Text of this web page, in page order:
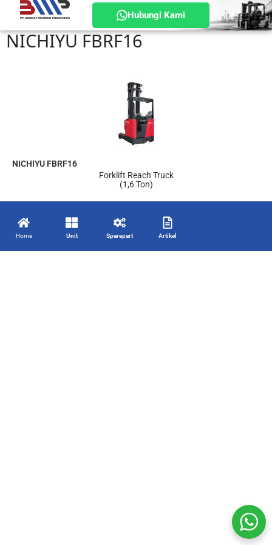
Hubungi Kami
NICHIYU FBRF16
NICHIYU FBRF16
Forklift Reach Truck
(1,6 Ton)
Home Unit Sparepart Artikel